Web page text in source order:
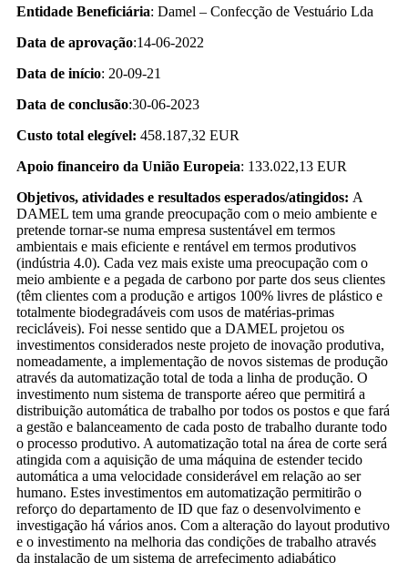
Entidade Beneficiária: Damel – Confecção de Vestuário Lda
Data de aprovação:14-06-2022
Data de início: 20-09-21
Data de conclusão:30-06-2023
Custo total elegível: 458.187,32 EUR
Apoio financeiro da União Europeia: 133.022,13 EUR
Objetivos, atividades e resultados esperados/atingidos: A
DAMEL tem uma grande preocupação com o meio ambiente e
pretende tornar-se numa empresa sustentável em termos
ambientais e mais eficiente e rentável em termos produtivos
(indústria 4.0). Cada vez mais existe uma preocupação com o
meio ambiente e a pegada de carbono por parte dos seus clientes
(têm clientes com a produção e artigos 100% livres de plástico e
totalmente biodegradáveis com usos de matérias-primas
recicláveis). Foi nesse sentido que a DAMEL projetou os
investimentos considerados neste projeto de inovação produtiva,
nomeadamente, a implementação de novos sistemas de produção
através da automatização total de toda a linha de produção. O
investimento num sistema de transporte aéreo que permitirá a
distribuição automática de trabalho por todos os postos e que fará
a gestão e balanceamento de cada posto de trabalho durante todo
o processo produtivo. A automatização total na área de corte será
atingida com a aquisição de uma máquina de estender tecido
automática a uma velocidade considerável em relação ao ser
humano. Estes investimentos em automatização permitirão o
reforço do departamento de ID que faz o desenvolvimento e
investigação há vários anos. Com a alteração do layout produtivo
e o investimento na melhoria das condições de trabalho através
da instalação de um sistema de arrefecimento adiabático